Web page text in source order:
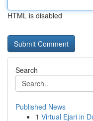
HTML is disabled
Search
Published News
1 Virtual Ejari in